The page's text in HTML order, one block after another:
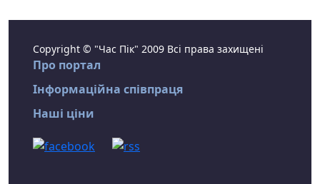
Copyright © "Час Пік" 2009 Всі права захищені
Про портал
Інформаційна співпраця
Наші ціни